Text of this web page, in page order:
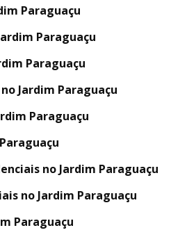
Paraguaçu
Paraguaçu
Paraguaçu
Jardim Paraguaçu
Paraguaçu
no Jardim Paraguaçu
no Jardim Paraguaçu
Paraguaçu